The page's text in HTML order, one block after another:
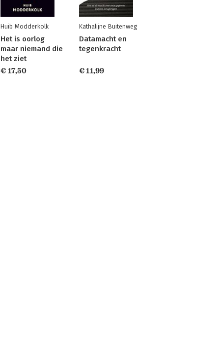
Huib Modderkolk
Het is oorlog
maar niemand die
het ziet
€ 17,50
Kathalijne Buitenweg
Datamacht en
tegenkracht
€ 11,99